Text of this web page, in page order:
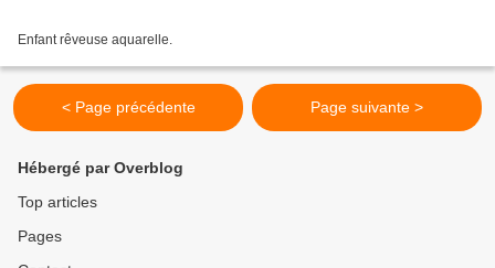
Enfant rêveuse aquarelle.
< Page précédente Page suivante >
Hébergé par Overblog
Top articles
Pages